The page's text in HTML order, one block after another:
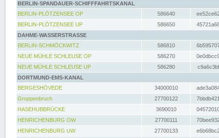
BERLIN-SPANDAUER-SCHIFFFAHRTSKANAL
BERLIN-PLÖTZENSEE OP
586640
BERLIN-PLÖTZENSEE UP
586650
DAHME-WASSERSTRASSE
BERLIN-SCHMÖCKWITZ
586810
NEUE MÜHLE SCHLEUSE OP
586270
NEUE MÜHLE SCHLEUSE UP
586280
DORTMUND-EMS-KANAL
BERGESHÖVEDE
34000010
Groppenbruch
27700122
HASEHUBBRÜCKE
3690010
HENRICHENBURG OW
27700111
HENRICHENBURG UW
27700133